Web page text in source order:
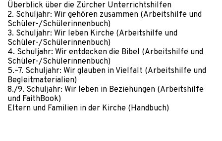
Überblick über die Zürcher Unterrichtshilfen
2. Schuljahr: Wir gehören zusammen (Arbeitshilfe und
Schüler-/Schülerinnenbuch)
3. Schuljahr: Wir leben Kirche (Arbeitshilfe und
Schüler-/Schülerinnenbuch)
4. Schuljahr: Wir entdecken die Bibel (Arbeitshilfe und
Schüler-/Schülerinnenbuch)
5.–7. Schuljahr: Wir glauben in Vielfalt (Arbeitshilfe und
Begleitmaterialien)
8./9. Schuljahr: Wir leben in Beziehungen (Arbeitshilfe
und FaithBook)
Eltern und Familien in der Kirche (Handbuch)